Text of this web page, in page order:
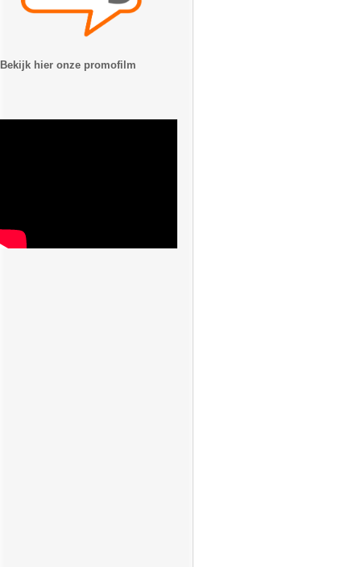
Bekijk hier onze promofilm